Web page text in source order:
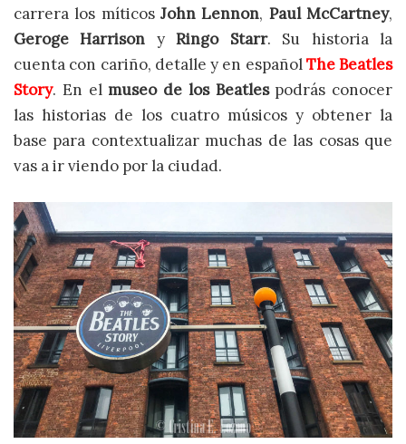
carrera los míticos John Lennon, Paul McCartney,
Geroge Harrison yRingo Starr. Su historia la
cuenta con cariño, detalle y en españolThe Beatles
Story. En el museo de los Beatlespodrás conocer
las historias de los cuatro músicos y obtener la
base para contextualizar muchas de las cosas que
vas a ir viendo por la ciudad.